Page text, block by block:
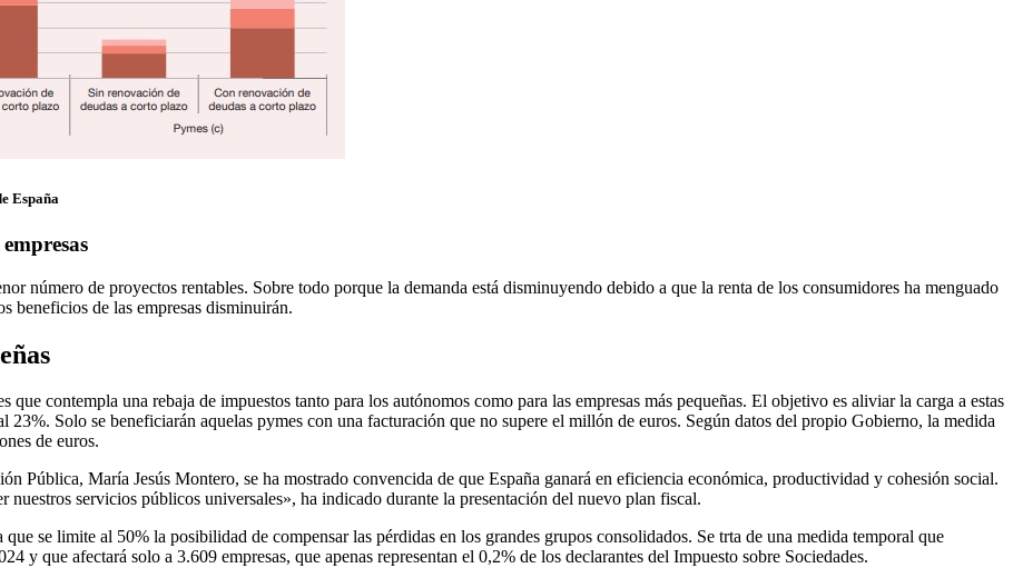
España
número de proyectos rentables. Sobre todo porque la demanda está disminuyendo debido a que la renta de los consumidores ha menguado
beneficios de las empresas disminuirán.
contempla una rebaja de impuestos tanto para los autónomos como para las empresas más pequeñas. El objetivo es aliviar la carga a estas
Solo se beneficiarán aquelas pymes con una facturación que no supere el millón de euros. Según datos del propio Gobierno, la medida
de euros.
Pública, María Jesús Montero, se ha mostrado convencida de que España ganará en eficiencia económica, productividad y cohesión social.
servicios públicos universales», ha indicado durante la presentación del nuevo plan fiscal.
se limite al 50% la posibilidad de compensar las pérdidas en los grandes grupos consolidados. Se trta de una medida temporal que
y que afectará solo a 3.609 empresas, que apenas representan el 0,2% de los declarantes del Impuesto sobre Sociedades.